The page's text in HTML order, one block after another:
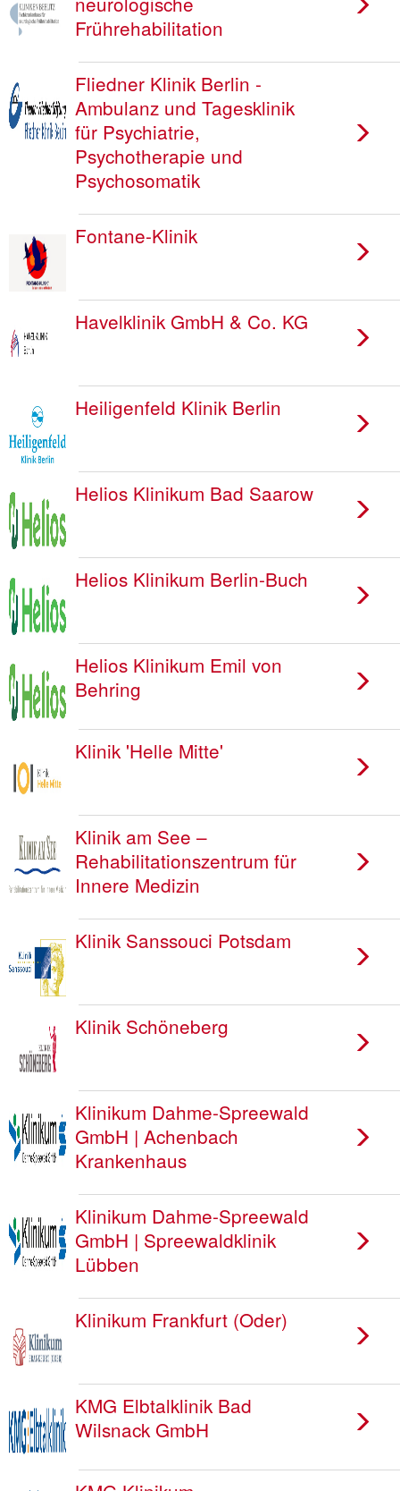
Frührehabilitation
Fliedner Klinik Berlin -
Ambulanz und Tagesklinik
für Psychiatrie,
Psychotherapie und
Psychosomatik
Fontane-Klinik
Havelklinik GmbH & Co. KG
Heiligenfeld Klinik Berlin
Helios Klinikum Bad Saarow
Helios Klinikum Berlin-Buch
Helios Klinikum Emil von
Behring
Klinik 'Helle Mitte'
Klinik am See –
Rehabilitationszentrum für
Innere Medizin
Klinik Sanssouci Potsdam
Klinik Schöneberg
Klinikum Dahme-Spreewald
GmbH | Achenbach
Krankenhaus
Klinikum Dahme-Spreewald
GmbH | Spreewaldklinik
Lübben
Klinikum Frankfurt (Oder)
KMG Elbtalklinik Bad
Wilsnack GmbH